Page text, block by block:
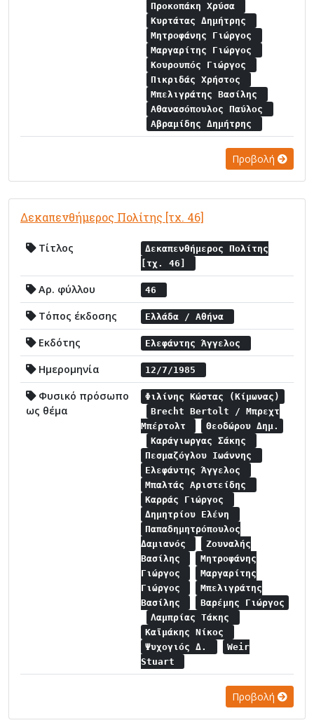
Προκοπάκη Χρύσα
Κυρτάτας Δημήτρης
Μητροφάνης Γιώργος
Μαργαρίτης Γιώργος
Κουρουπός Γιώργος
Πικριδάς Χρήστος
Μπελιγράτης Βασίλης
Αθανασόπουλος Παύλος
Αβραμίδης Δημήτρης
Προβολή
Δεκαπενθήμερος Πολίτης [τχ. 46]
Τίτλος
Δεκαπενθήμερος Πολίτης
[τχ. 46]
Αρ. φύλλου 46
Τόπος έκδοσης Ελλάδα / Αθήνα
Εκδότης Ελεφάντης Άγγελος
Ημερομηνία 12/7/1985
Φυσικό πρόσωπο
ως θέμα
Φιλίνης Κώστας (Κίμωνας)
Brecht Bertolt / Μπρεχτ
Μπέρτολτ
Θεοδώρου Δημ.
Καράγιωργας Σάκης
Πεσμαζόγλου Ιωάννης
Ελεφάντης Άγγελος
Μπαλτάς Αριστείδης
Καρράς Γιώργος
Δημητρίου Ελένη
Παπαδημητρόπουλος
Δαμιανός
Ζουναλής
Βασίλης
Μητροφάνης
Γιώργος
Μαργαρίτης
Γιώργος
Μπελιγράτης
Βασίλης
Βαρέμης Γιώργος
Λαμπρίας Τάκης
Καϊμάκης Νίκος
Ψυχογιός Δ.
Weir
Stuart
Προβολή